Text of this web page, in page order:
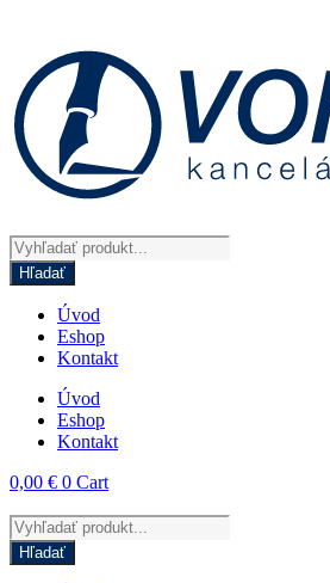
obsah
Products
search
Hľadať
Úvod
Eshop
Kontakt
Úvod
Eshop
Kontakt
0,00 € 0 Cart
Products
search
Hľadať